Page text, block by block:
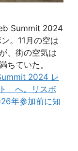
Summit 2024
。11月の空は
、街の空気は
ちていた。
2024 レ
」へ。リスボ
年参加前に知